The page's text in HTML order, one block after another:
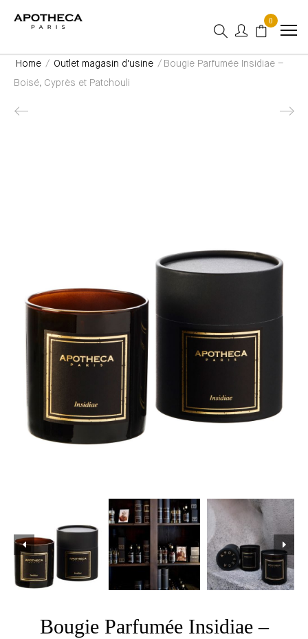
0
Home / Outlet magasin d'usine / Bougie Parfumée Insidiae –
Boisé, Cyprès et Patchouli
Product navigation
Bougie Parfumée Insidiae –